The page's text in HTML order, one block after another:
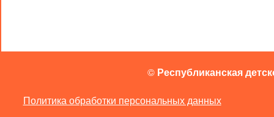
© Республиканская
Политика обработки персональных данных